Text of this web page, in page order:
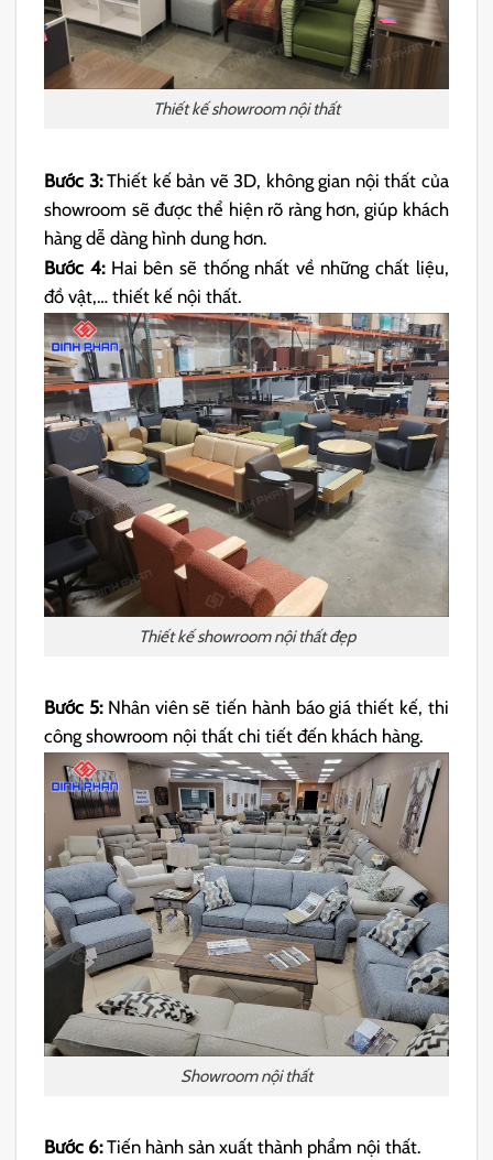
Thiết kế showroom nội thất
Bước 3:Thiết kế bản vẽ 3D, không gian nội thất của
showroom sẽ được thể hiện rõ ràng hơn, giúp khách
hàng dễ dàng hình dung hơn.
Bước 4:Hai bên sẽ thống nhất về những chất liệu,
đồ vật,… thiết kế nội thất.
Thiết kế showroom nội thất đẹp
Bước 5:Nhân viên sẽ tiến hành báo giá thiết kế, thi
công showroom nội thất chi tiết đến khách hàng.
Showroom nội thất
Bước 6:Tiến hành sản xuất thành phẩm nội thất.